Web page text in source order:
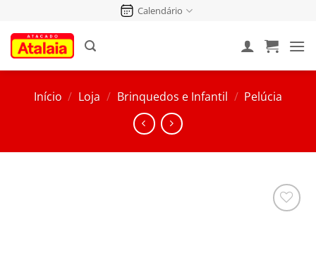
conteúdo
Calendário
Início / Loja / Brinquedos e Infantil / Pelúcia